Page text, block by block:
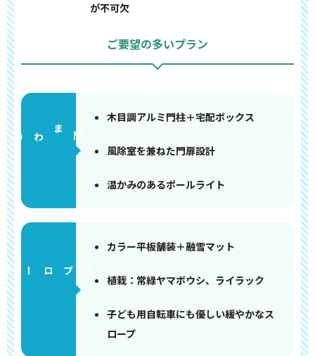
が不可欠
ご要望の多いプラン
門まわり
木目調アルミ門柱＋宅配ボックス
風除室を兼ねた門扉設計
温かみのあるポールライト
アプローチ
カラー平板舗装＋融雪マット
植栽：常緑ヤマボウシ、ライラック
子ども用自転車にも優しい緩やかなス
ロープ